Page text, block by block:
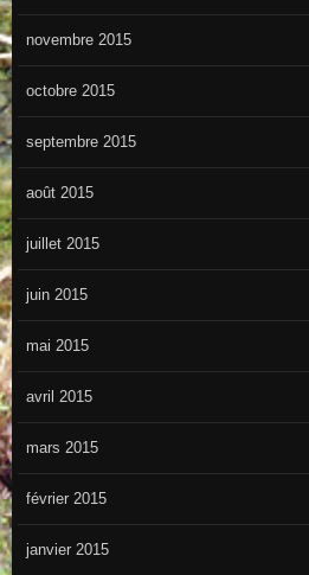
novembre 2015
octobre 2015
septembre 2015
août 2015
juillet 2015
juin 2015
mai 2015
avril 2015
mars 2015
février 2015
janvier 2015